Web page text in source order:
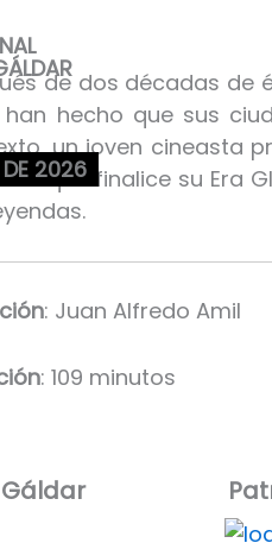
DE 2026
de dos décadas de
han hecho que sus
un joven cineasta
de que finalice su Era
: Juan Alfredo Amil
: 109 minutos